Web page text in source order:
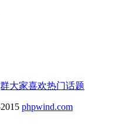
大家喜欢热门话题
phpwind.com